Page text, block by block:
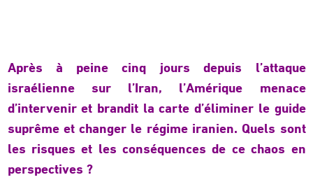
Après à peine cinq jours depuis l’attaque
israélienne sur l’Iran, l’Amérique menace
d’intervenir et brandit la carte d’éliminer le guide
suprême et changer le régime iranien. Quels sont
les risques et les conséquences de ce chaos en
perspectives ?